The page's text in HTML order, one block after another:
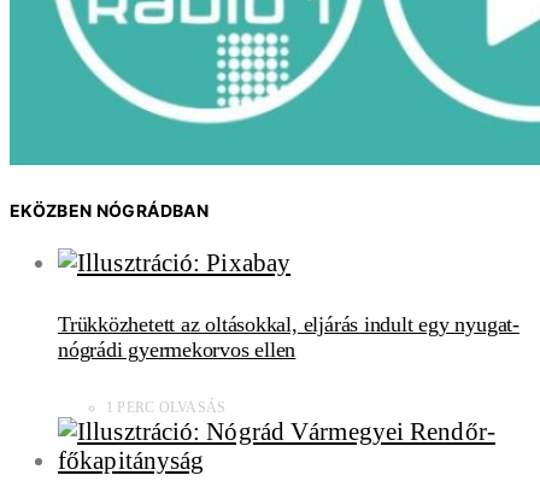
EKÖZBEN NÓGRÁDBAN
Trükközhetett az oltásokkal, eljárás indult egy nyugat-
nógrádi gyermekorvos ellen
1 PERC OLVASÁS